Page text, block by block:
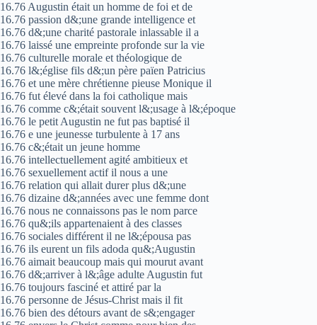
16.76 Augustin était un homme de foi et de
16.76 passion d&;une grande intelligence et
16.76 d&;une charité pastorale inlassable il a
16.76 laissé une empreinte profonde sur la vie
16.76 culturelle morale et théologique de
16.76 l&;église fils d&;un père païen Patricius
16.76 et une mère chrétienne pieuse Monique il
16.76 fut élevé dans la foi catholique mais
16.76 comme c&;était souvent l&;usage à l&;époque
16.76 le petit Augustin ne fut pas baptisé il
16.76 e une jeunesse turbulente à 17 ans
16.76 c&;était un jeune homme
16.76 intellectuellement agité ambitieux et
16.76 sexuellement actif il nous a une
16.76 relation qui allait durer plus d&;une
16.76 dizaine d&;années avec une femme dont
16.76 nous ne connaissons pas le nom parce
16.76 qu&;ils appartenaient à des classes
16.76 sociales différent il ne l&;épousa pas
16.76 ils eurent un fils adoda qu&;Augustin
16.76 aimait beaucoup mais qui mourut avant
16.76 d&;arriver à l&;âge adulte Augustin fut
16.76 toujours fasciné et attiré par la
16.76 personne de Jésus-Christ mais il fit
16.76 bien des détours avant de s&;engager